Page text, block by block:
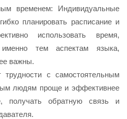
временем: Индивидуальные
планировать расписание и
использовать время,
тем аспектам языка,
важны.
трудности с самостоятельным
людям проще и эффективнее
получать обратную связь и